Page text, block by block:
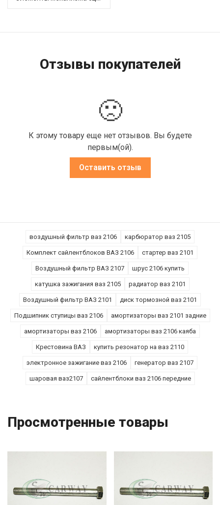
Отзывы покупателей
🙁
К этому товару еще нет отзывов. Вы будете
первым(ой).
Оставить отзыв
воздушный фильтр ваз 2106 карбюратор ваз 2105
Комплект сайлентблоков ВАЗ 2106 стартер ваз 2101
Воздушный фильтр ВАЗ 2107 шрус 2106 купить
катушка зажигания ваз 2105 радиатор ваз 2101
Воздушный фильтр ВАЗ 2101 диск тормозной ваз 2101
Подшипник ступицы ваз 2106 амортизаторы ваз 2101 задние
амортизаторы ваз 2106 амортизаторы ваз 2106 каяба
Крестовина ВАЗ купить резонатор на ваз 2110
электронное зажигание ваз 2106 генератор ваз 2107
шаровая ваз2107 сайлентблоки ваз 2106 передние
Просмотренные товары